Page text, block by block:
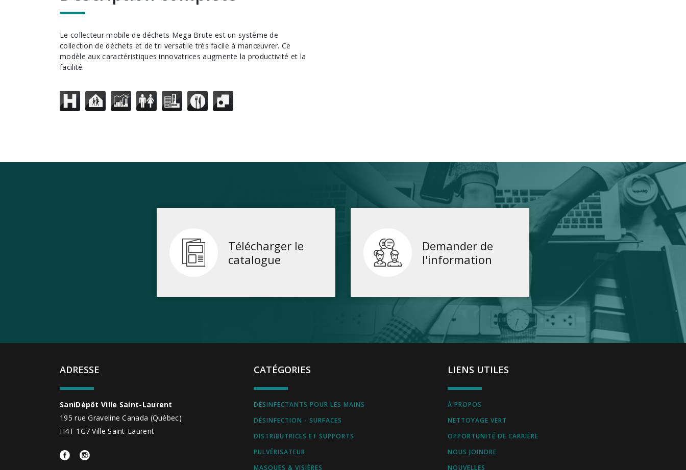
Le collecteur mobile de déchets Mega Brute est un système de
collection de déchets et de tri versatile très facile à manœuvrer. Ce
modèle aux caractéristiques innovatrices augmente la productivité et la
facilité.
Télécharger le
catalogue
Demander de
l'information
ADRESSE
SaniDépôt Ville Saint-Laurent
195 rue Graveline Canada (Québec)
H4T 1G7Ville Saint-Laurent
CATÉGORIES
DÉSINFECTANTS POUR LES MAINS
DÉSINFECTION - SURFACES
DISTRIBUTRICES ET SUPPORTS
PULVÉRISATEUR
MASQUES & VISIÈRES
LIENS UTILES
À PROPOS
NETTOYAGE VERT
OPPORTUNITÉ DE CARRIÈRE
NOUS JOINDRE
NOUVELLES